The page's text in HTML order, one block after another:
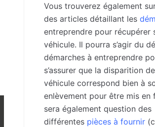
Vous trouverez également
des articles détaillant les
entreprendre pour récupérer
véhicule. Il pourra s’agir du
démarches à entreprendre
s’assurer que la disparition
véhicule correspond bien à
enlèvement pour être mis en
sera également question des
différentes pièces à fournir